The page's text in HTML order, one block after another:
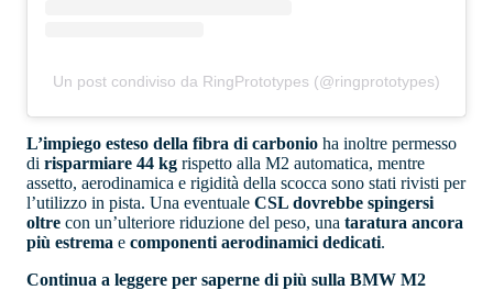
Un post condiviso da RingPrototypes (@ringprototypes)
L’impiego esteso della fibra di carbonio ha inoltre permesso
di risparmiare 44 kg rispetto alla M2 automatica, mentre
assetto, aerodinamica e rigidità della scocca sono stati rivisti per
l’utilizzo in pista. Una eventuale CSL dovrebbe spingersi
oltre con un’ulteriore riduzione del peso, una taratura ancora
più estrema e componenti aerodinamici dedicati.
Continua a leggere per saperne di più sulla BMW M2